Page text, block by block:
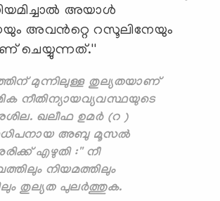
അയാൾ
അവൻറ്റെ റസൂലിനേയും
ചെയ്യുന്നത്.''
മുന്നിലുള്ള തുല്യതയാണ്
നീതിന്യായവ്യവസ്ഥയുടെ
ഖലീഫ ഉമർ (റ )
അബു മൂസൽ
എഴുതി :'' നീ
നിയമത്തിലും
തുല്യത പുലർത്തുക.